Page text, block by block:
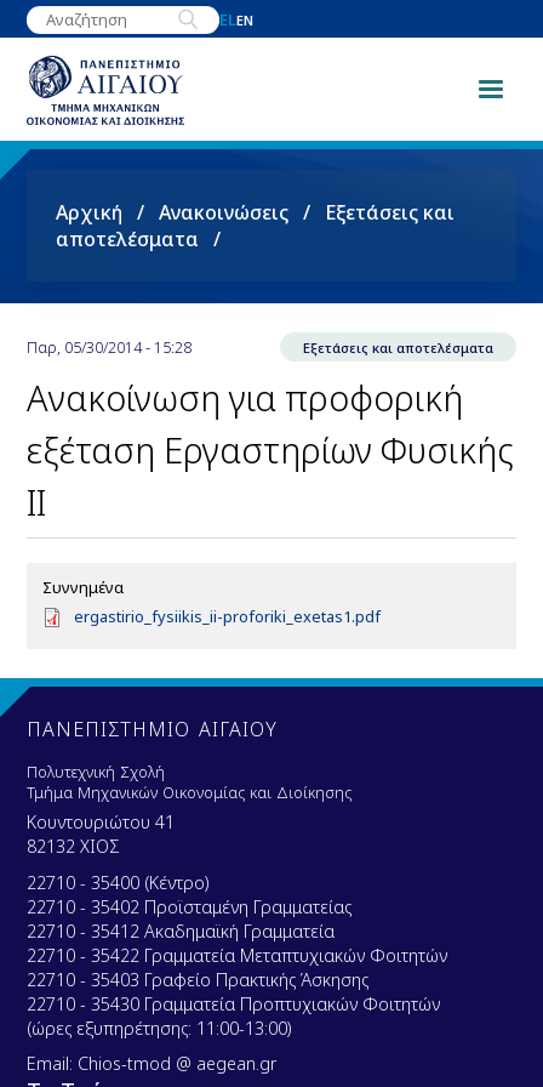
Παράκαμψη
προς
κυρίως
περιεχόμενο
ELEN
Breadcrumb
Αρχική Ανακοινώσεις
Εξετάσεις και
αποτελέσματα
Παρ, 05/30/2014 - 15:28 Εξετάσεις και αποτελέσματα
Ανακοίνωση για προφορική
εξέταση Εργαστηρίων Φυσικής
ΙΙ
Συννημένα
D
u
e
n
t
ergastirio_fysiikis_ii-proforiki_exetas1.pdf
ΠΑΝΕΠΙΣΤΗΜΙΟ ΑΙΓΑΙΟΥ
Πολυτεχνική Σχολή
Τμήμα Μηχανικών Οικονομίας και Διοίκησης
Κουντουριώτου 41
82132 ΧΙΟΣ
22710 - 35400 (Κέντρο)
22710 - 35402 Προϊσταμένη Γραμματείας
22710 - 35412 Ακαδημαϊκή Γραμματεία
22710 - 35422 Γραμματεία Μεταπτυχιακών Φοιτητών
22710 - 35403 Γραφείο Πρακτικής Άσκησης
22710 - 35430 Γραμματεία Προπτυχιακών Φοιτητών
(ώρες εξυπηρέτησης: 11:00-13:00)
Email: Chios-tmod @ aegean.gr